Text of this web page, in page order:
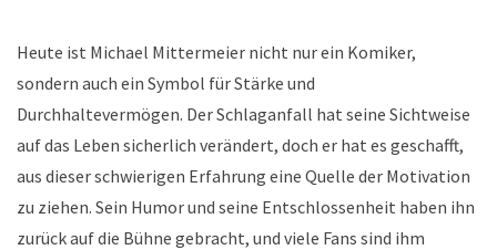
Heute ist Michael Mittermeier nicht nur ein Komiker,
sondern auch ein Symbol für Stärke und
Durchhaltevermögen. Der Schlaganfall hat seine Sichtweise
auf das Leben sicherlich verändert, doch er hat es geschafft,
aus dieser schwierigen Erfahrung eine Quelle der Motivation
zu ziehen. Sein Humor und seine Entschlossenheit haben ihn
zurück auf die Bühne gebracht, und viele Fans sind ihm